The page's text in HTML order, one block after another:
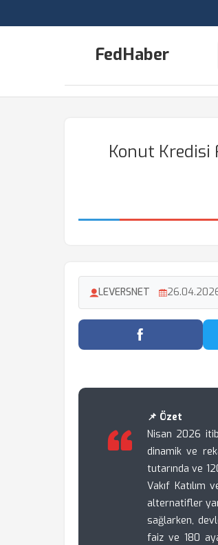
FedHaber
Konut Kredisi
LEVERSNET
Facebook'ta
📌 Özet
Nisan 2026
dinamik ve
tutarında ve
Vakıf Katılım
alternatifler
sağlarken,
faiz ve 180